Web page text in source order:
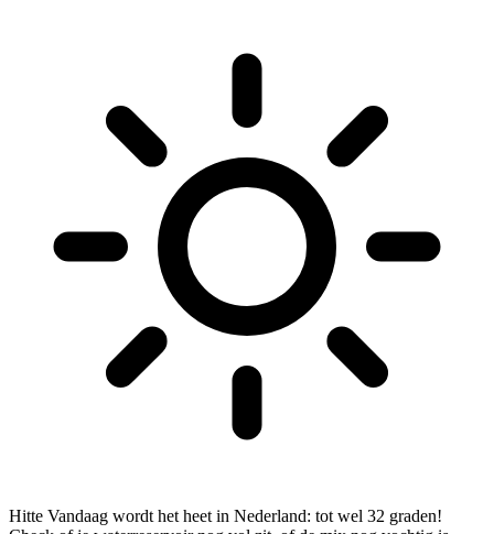
Hitte Vandaag wordt het heet in Nederland: tot wel 32 graden!